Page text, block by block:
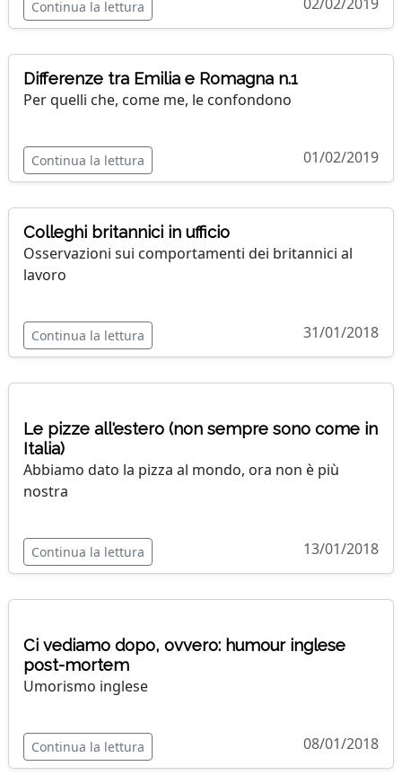
Continua la lettura 02/02/2019
Differenze tra Emilia e Romagna n.1
Per quelli che, come me, le confondono
Continua la lettura 01/02/2019
Colleghi britannici in ufficio
Osservazioni sui comportamenti dei britannici al
lavoro
Continua la lettura 31/01/2018
Le pizze all'estero (non sempre sono come in
Italia)
Abbiamo dato la pizza al mondo, ora non è più
nostra
Continua la lettura 13/01/2018
Ci vediamo dopo, ovvero: humour inglese
post-mortem
Umorismo inglese
Continua la lettura 08/01/2018